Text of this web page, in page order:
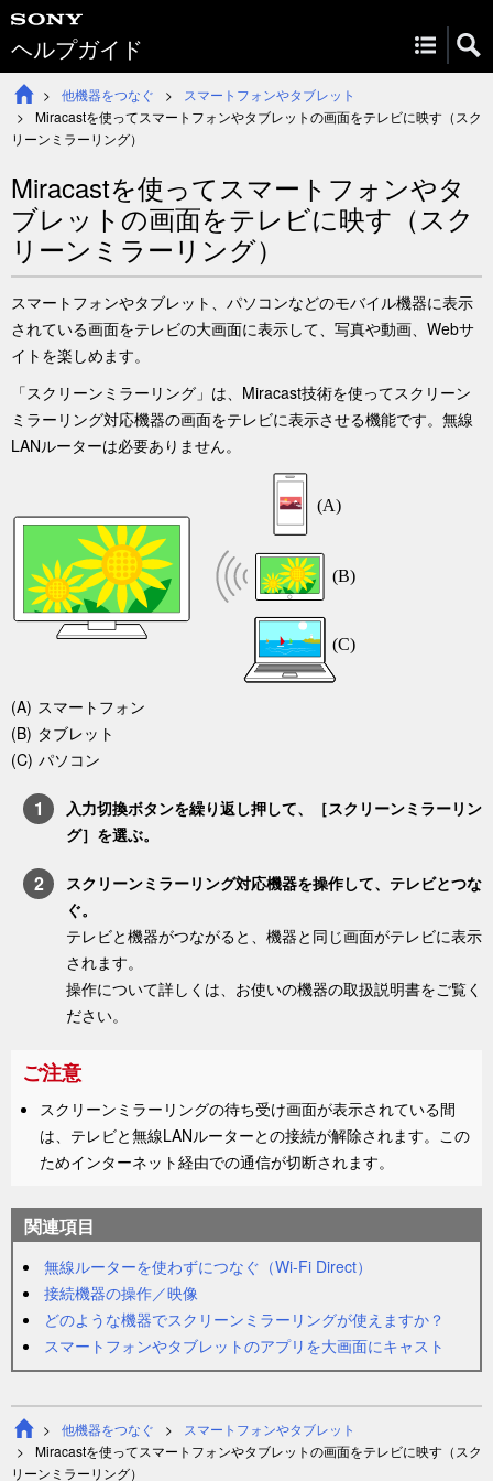
ヘルプガイド
他機器をつなぐ
スマートフォンやタブレット
Miracastを使ってスマートフォンやタブレットの画面をテレビに映す（スク
リーンミラーリング）
Miracastを使ってスマートフォンやタ
ブレットの画面をテレビに映す（スク
リーンミラーリング）
スマートフォンやタブレット、パソコンなどのモバイル機器に表示
されている画面をテレビの大画面に表示して、写真や動画、Webサ
イトを楽しめます。
「スクリーンミラーリング」は、Miracast技術を使ってスクリーン
ミラーリング対応機器の画面をテレビに表示させる機能です。無線
LANルーターは必要ありません。
スマートフォン
タブレット
パソコン
入力切換ボタンを繰り返し押して、［スクリーンミラーリン
グ］を選ぶ。
スクリーンミラーリング対応機器を操作して、テレビとつな
ぐ。
テレビと機器がつながると、機器と同じ画面がテレビに表示
されます。
操作について詳しくは、お使いの機器の取扱説明書をご覧く
ださい。
ご注意
スクリーンミラーリングの待ち受け画面が表示されている間
は、テレビと無線LANルーターとの接続が解除されます。この
ためインターネット経由での通信が切断されます。
関連項目
無線ルーターを使わずにつなぐ（Wi-Fi Direct）
接続機器の操作／映像
どのような機器でスクリーンミラーリングが使えますか？
スマートフォンやタブレットのアプリを大画面にキャスト
他機器をつなぐ
スマートフォンやタブレット
Miracastを使ってスマートフォンやタブレットの画面をテレビに映す（スク
リーンミラーリング）